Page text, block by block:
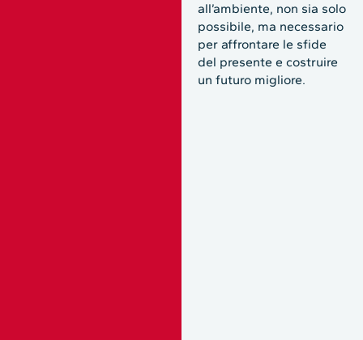
all’ambiente, non sia solo
possibile, ma necessario
per affrontare le sfide
del presente e costruire
un futuro migliore.